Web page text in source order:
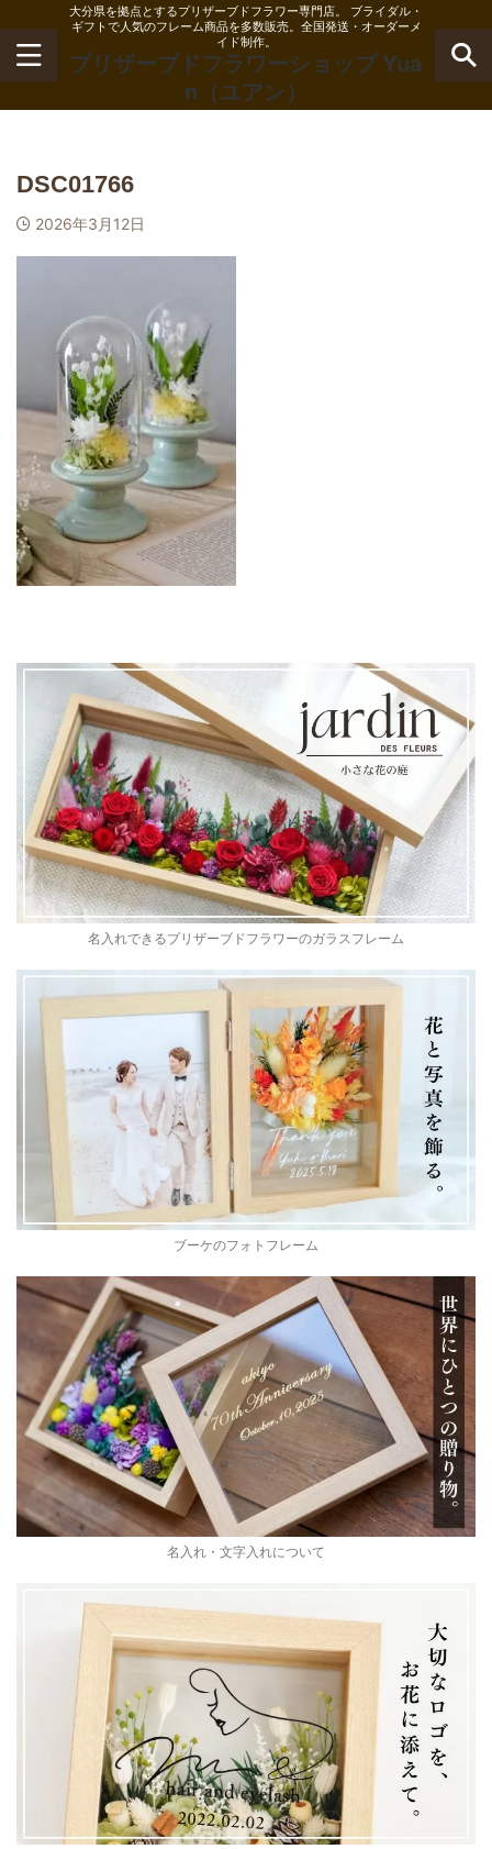
大分県を拠点とするプリザーブドフラワー専門店。 ブライダル・
ギフトで人気のフレーム商品を多数販売。全国発送・オーダーメ
イド制作。
プリザーブドフラワーショップ Yua
n（ユアン）
DSC01766
2026年3月12日
名入れできるプリザーブドフラワーのガラスフレーム
ブーケのフォトフレーム
名入れ・文字入れについて